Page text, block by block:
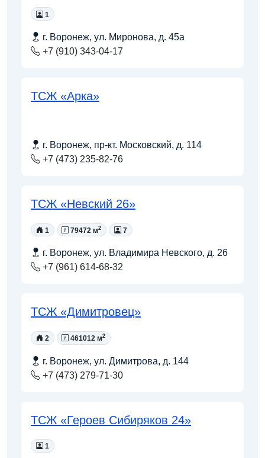
1
г. Воронеж, ул. Миронова, д. 45а
+7 (910) 343-04-17
ТСЖ «Арка»
г. Воронеж, пр-кт. Московский, д. 114
+7 (473) 235-82-76
ТСЖ «Невский 26»
1 79472 м2 7
г. Воронеж, ул. Владимира Невского, д. 26
+7 (961) 614-68-32
ТСЖ «Димитровец»
2 461012 м2
г. Воронеж, ул. Димитрова, д. 144
+7 (473) 279-71-30
ТСЖ «Героев Сибиряков 24»
1